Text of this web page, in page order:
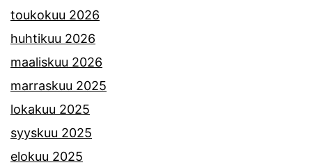
toukokuu 2026
huhtikuu 2026
maaliskuu 2026
marraskuu 2025
lokakuu 2025
syyskuu 2025
elokuu 2025